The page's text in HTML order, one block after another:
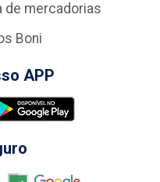
de mercadorias
Boni
APP